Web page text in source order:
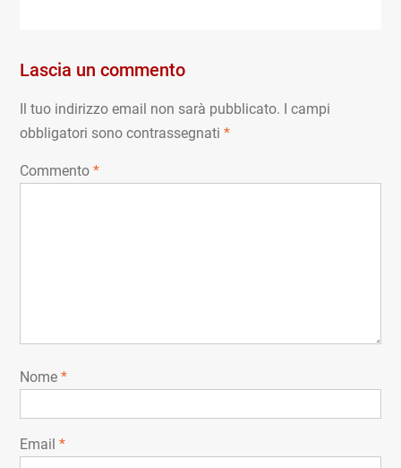
Lascia un commento
Il tuo indirizzo email non sarà pubblicato. I campi
obbligatori sono contrassegnati *
Commento *
Nome *
Email *